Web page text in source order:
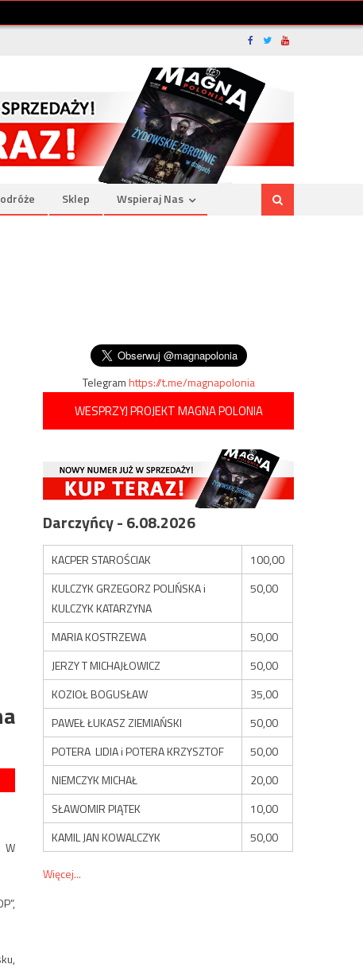
Sklep Wspieraj Nas
W
Telegramhttps://t.me/magnapolonia
WESPRZYJ PROJEKT MAGNA POLONIA
Darczyńcy - 6.08.2026
KACPER STAROŚCIAK
100,00
KULCZYK GRZEGORZ POLIŃSKA i
KULCZYK KATARZYNA
50,00
MARIA KOSTRZEWA
50,00
JERZY T MICHAJŁOWICZ
50,00
KOZIOŁ BOGUSŁAW
35,00
PAWEŁ ŁUKASZ ZIEMIAŃSKI
50,00
POTERA LIDIA i POTERA KRZYSZTOF
50,00
NIEMCZYK MICHAŁ
20,00
SŁAWOMIR PIĄTEK
10,00
KAMIL JAN KOWALCZYK
50,00
Więcej...